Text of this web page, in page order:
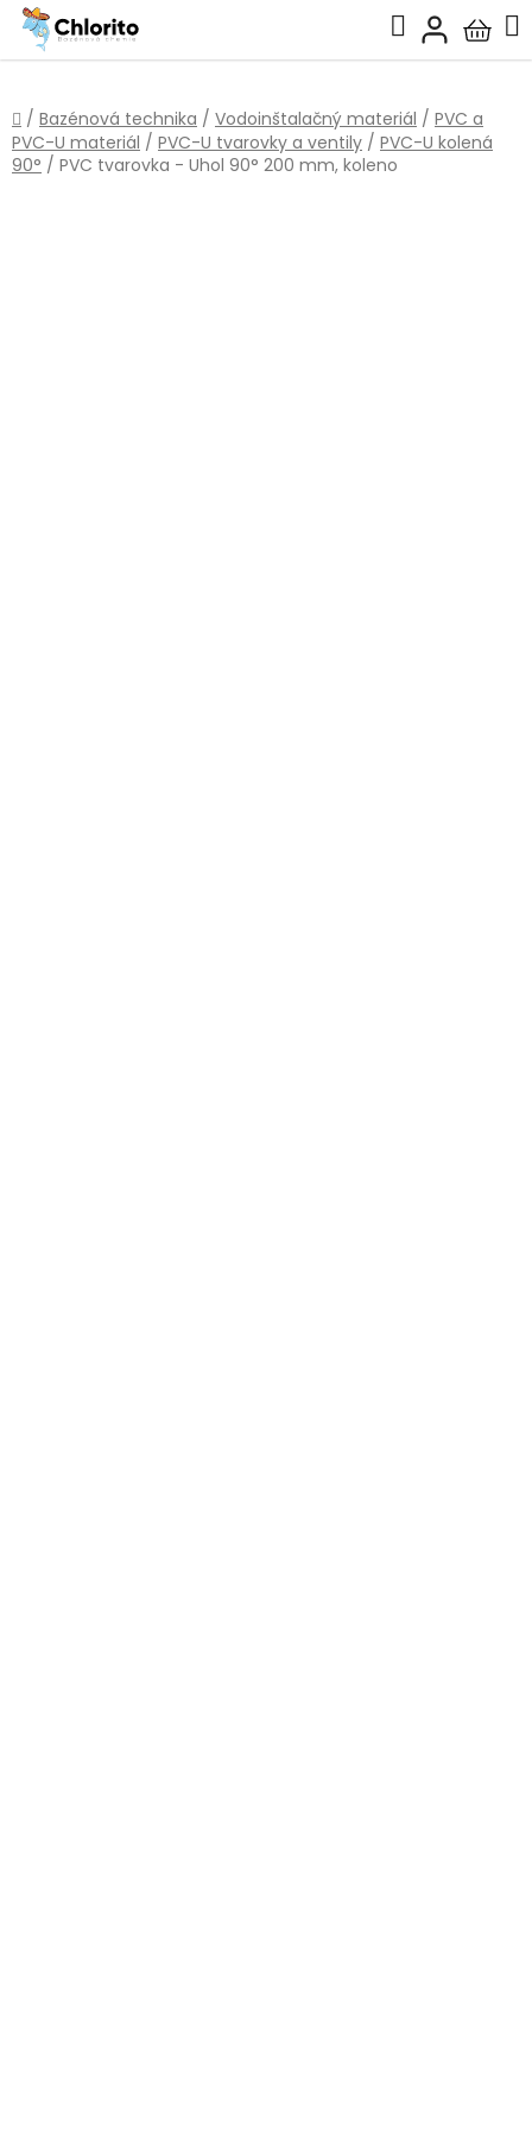
Prejsť
obsah
Hľadať
košík
Domov
/ Bazénová technika / Vodoinštalačný materiál / PVC a
PVC-U materiál / PVC-U tvarovky a ventily / PVC-U kolená
90° / PVC tvarovka - Uhol 90° 200 mm, koleno